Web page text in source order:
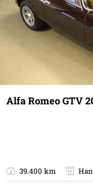
Alfa Romeo GTV
39.400 km